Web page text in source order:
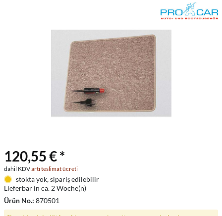
120,55 € *
dahil KDVartı teslimat ücreti
stokta yok, sipariş edilebilir
Lieferbar in ca. 2 Woche(n)
Ürün No.: 870501